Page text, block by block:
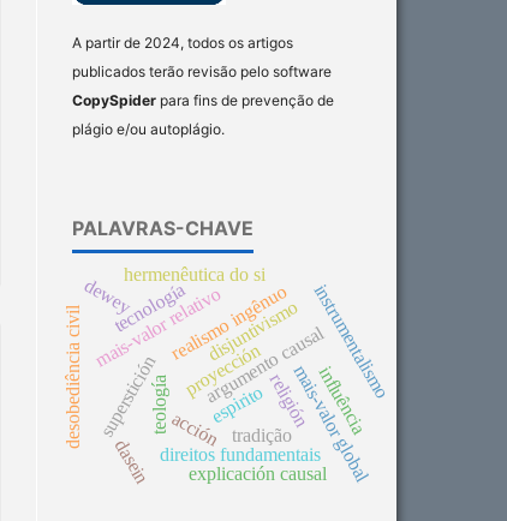
A partir de 2024, todos os artigos
publicados terão revisão pelo software
CopySpider para fins de prevenção de
plágio e/ou autoplágio.
PALAVRAS-CHAVE
argumento causal
superstición proyección mais-valor global
mais-valor relativodisjuntivismo
religión
realismo ingênuo
tecnología instrumentalismo
dewey
teología
direitos fundamentais
espirito influência
desobediência civil
dasein
tradição
hermenêutica do si
explicación causal
acción